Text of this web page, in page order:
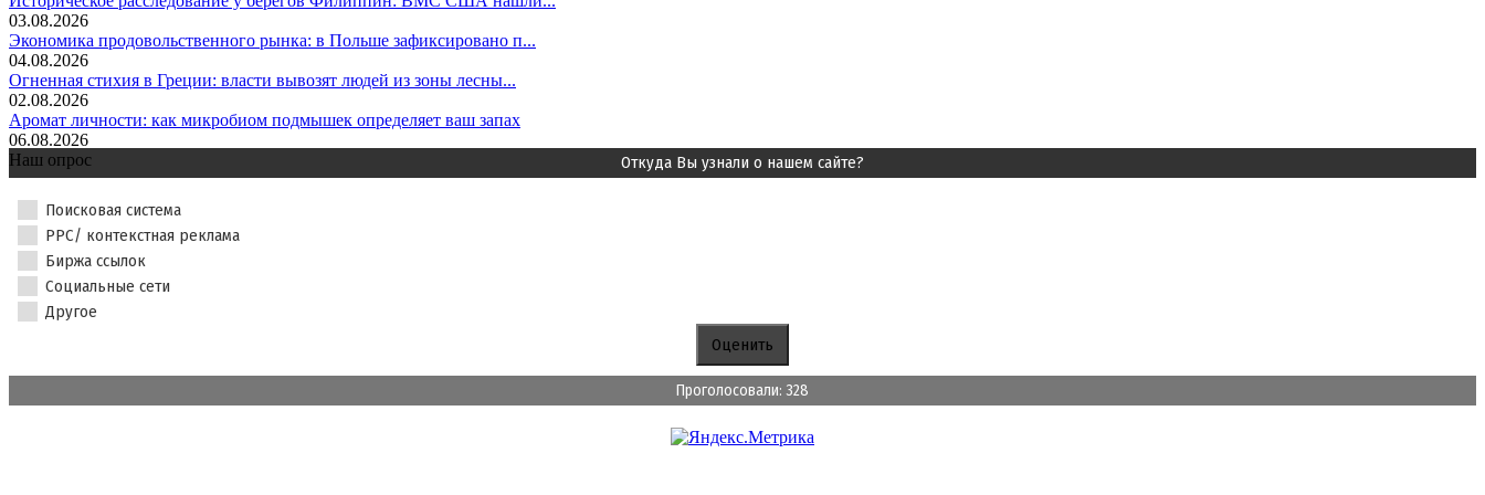
03.08.2026
Экономика продовольственного рынка: в Польше зафиксировано п...
04.08.2026
Огненная стихия в Греции: власти вывозят людей из зоны лесны...
02.08.2026
Аромат личности: как микробиом подмышек определяет ваш запах
06.08.2026
Наш опрос
Откуда Вы узнали о нашем сайте?
Поисковая система
PPC/ контекстная реклама
Биржа ссылок
Социальные сети
Другое
Проголосовали: 328